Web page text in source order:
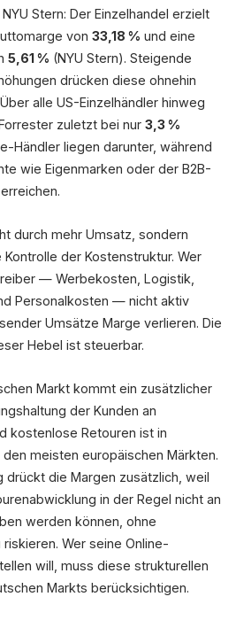
Stern: Der Einzelhandel erzielt
von 33,18 % und eine
5,61 % (NYU Stern). Steigende
drücken diese ohnehin
alle US-Einzelhändler hinweg
zuletzt bei nur 3,3 %
Händler liegen darunter, während
wie Eigenmarken oder der B2B-
durch mehr Umsatz, sondern
der Kostenstruktur. Wer
— Werbekosten, Logistik,
Personalkosten — nicht aktiv
Umsätze Marge verlieren. Die
Hebel ist steuerbar.
Markt kommt ein zusätzlicher
der Kunden an
kostenlose Retouren ist in
meisten europäischen Märkten.
drückt die Margen zusätzlich, weil
in der Regel nicht an
werden können, ohne
Wer seine Online-
will, muss diese strukturellen
Markts berücksichtigen.